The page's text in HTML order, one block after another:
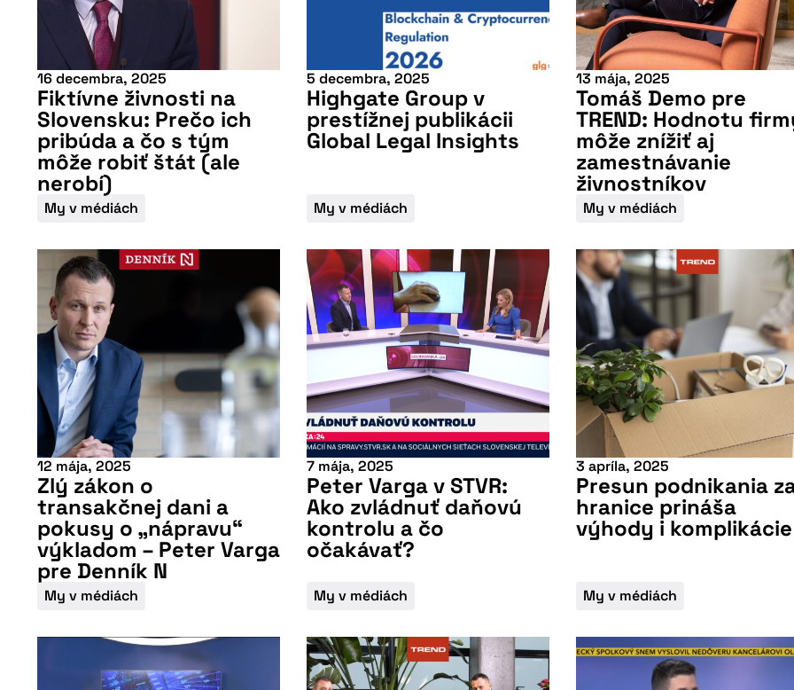
16 decembra, 2025
Fiktívne živnosti na
Slovensku: Prečo ich
pribúda a čo s tým
môže robiť štát (ale
nerobí)
My v médiách
5 decembra, 2025
Highgate Group v
prestížnej publikácii
Global Legal Insights
My v médiách
13 mája, 2025
Tomáš Demo pre
TREND: Hodnotu
môže znížiť aj
zamestnávanie
živnostníkov
My v médiách
12 mája, 2025
Zlý zákon o
transakčnej dani a
pokusy o „nápravu“
výkladom – Peter Varga
pre Denník N
My v médiách
7 mája, 2025
Peter Varga v STVR:
Ako zvládnuť daňovú
kontrolu a čo
očakávať?
My v médiách
3 apríla, 2025
Presun podnikania
hranice prináša
výhody i komplikácie
My v médiách
Nepremeškajte našu pripravovanú konferenciu